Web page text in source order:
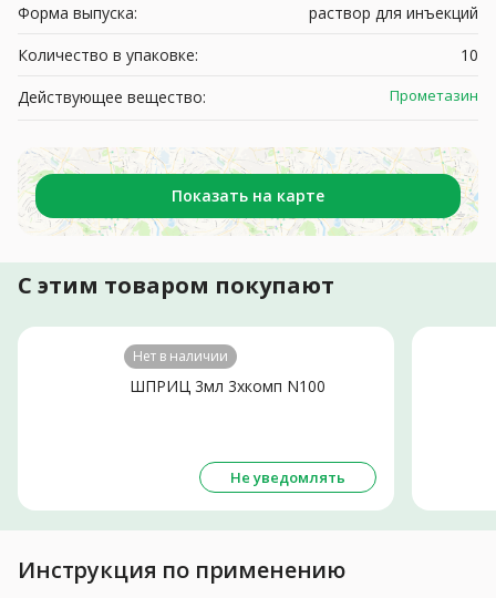
Форма выпуска:
раствор для инъекций
Количество в упаковке:
10
Действующее вещество:
Прометазин
Показать на карте
С этим товаром покупают
Нет в наличии
ШПРИЦ 3мл 3хкомп N100
Не уведомлять
Инструкция по применению